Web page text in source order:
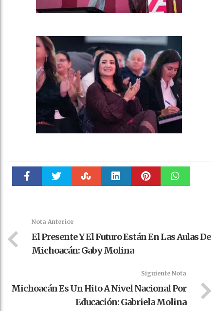
Nota Anterior
El Presente Y El Futuro Están En Las Aulas De
Michoacán: Gaby Molina
Siguiente Nota
Michoacán Es Un Hito A Nivel Nacional Por
Educación: Gabriela Molina